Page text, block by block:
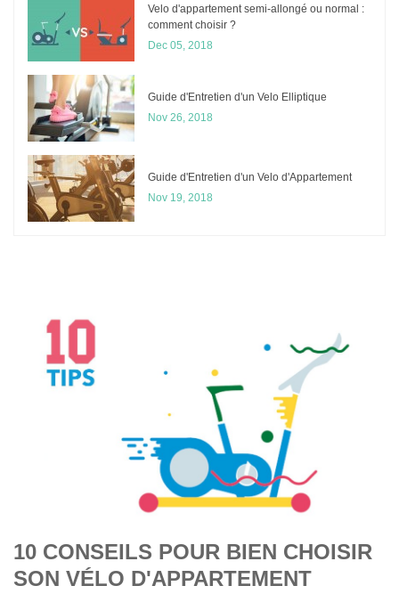
Velo d'appartement semi-allongé ou normal :
comment choisir ?
Dec 05, 2018
Guide d'Entretien d'un Velo Elliptique
Nov 26, 2018
Guide d'Entretien d'un Velo d'Appartement
Nov 19, 2018
10 CONSEILS POUR BIEN CHOISIR
SON VÉLO D'APPARTEMENT